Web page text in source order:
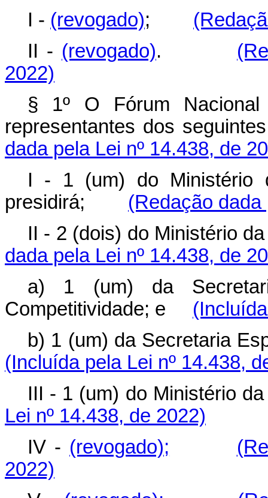
I - (revogado);
II - (revogado).
2022)
§ 1º O Fórum
representantes dos
dada pela Lei nº 14.438, de
I - 1 (um) do Ministério
presidirá; (Redação dada
II - 2 (dois) do Ministério
dada pela Lei nº 14.438, de
a) 1 (um) da
Competitividade; e
b) 1 (um) da Secretaria
(Incluída pela Lei nº 14.438,
III - 1 (um) do
Lei nº 14.438, de 2022)
IV - (revogado);
2022)